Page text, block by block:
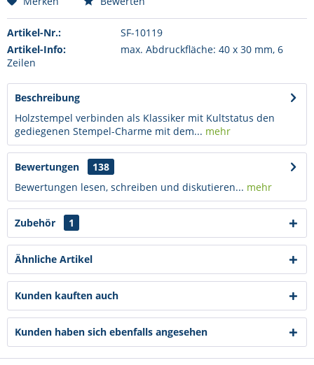
Artikel-Nr.:
SF-10119
Artikel-Info:
max. Abdruckfläche: 40 x 30 mm, 6
Zeilen
Beschreibung
Holzstempel verbinden als Klassiker mit Kultstatus den
gediegenen Stempel-Charme mit dem... mehr
Bewertungen
138
Bewertungen lesen, schreiben und diskutieren... mehr
Zubehör 1
Ähnliche Artikel
Kunden kauften auch
Kunden haben sich ebenfalls angesehen